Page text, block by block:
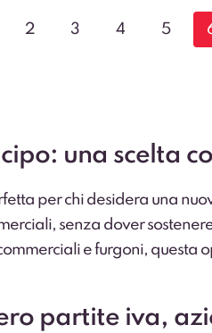
2 3 4 5
una scelta
per chi desidera una
senza dover
e furgoni,
partite iva,